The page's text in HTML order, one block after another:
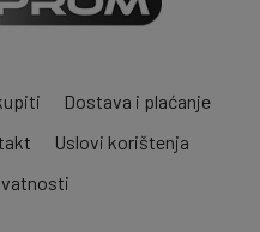
Dostava i plaćanje
Uslovi korištenja